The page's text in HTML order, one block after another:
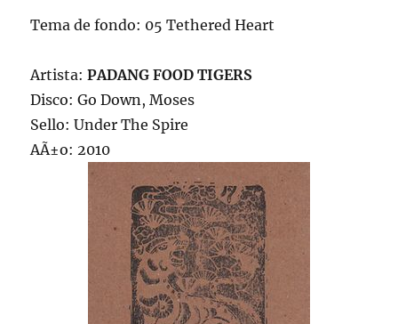
Tema de fondo: 05 Tethered Heart
Artista:PADANG FOOD TIGERS
Disco: Go Down, Moses
Sello: Under The Spire
AÃ±o: 2010